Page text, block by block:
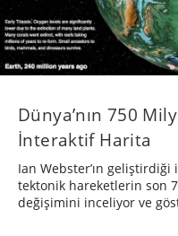
Dünya’nın 750
İnteraktif Harita
Ian Webster’ın
tektonik hareketlerin son
değişimini inceliyor ve